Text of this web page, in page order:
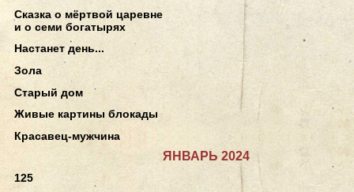
Сказка о мёртвой царевне
и о семи богатырях
Настанет день...
Зола
Старый дом
Живые картины блокады
Красавец-мужчина
ЯНВАРЬ 2024
125